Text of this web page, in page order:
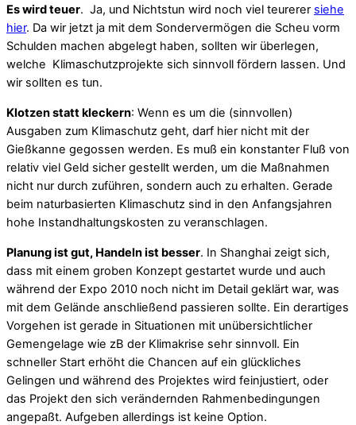
Es wird teuer. Ja, und Nichtstun wird noch viel teurerer siehe
hier. Da wir jetzt ja mit dem Sondervermögen die Scheu vorm
Schulden machen abgelegt haben, sollten wir überlegen,
welche Klimaschutzprojekte sich sinnvoll fördern lassen. Und
wir sollten es tun.
Klotzen statt kleckern: Wenn es um die (sinnvollen)
Ausgaben zum Klimaschutz geht, darf hier nicht mit der
Gießkanne gegossen werden. Es muß ein konstanter Fluß von
relativ viel Geld sicher gestellt werden, um die Maßnahmen
nicht nur durch zuführen, sondern auch zu erhalten. Gerade
beim naturbasierten Klimaschutz sind in den Anfangsjahren
hohe Instandhaltungskosten zu veranschlagen.
Planung ist gut, Handeln ist besser. In Shanghai zeigt sich,
dass mit einem groben Konzept gestartet wurde und auch
während der Expo 2010 noch nicht im Detail geklärt war, was
mit dem Gelände anschließend passieren sollte. Ein derartiges
Vorgehen ist gerade in Situationen mit unübersichtlicher
Gemengelage wie zB der Klimakrise sehr sinnvoll. Ein
schneller Start erhöht die Chancen auf ein glückliches
Gelingen und während des Projektes wird feinjustiert, oder
das Projekt den sich verändernden Rahmenbedingungen
angepaßt. Aufgeben allerdings ist keine Option.